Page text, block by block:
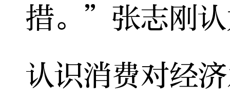
措。”张志刚
认识消费对经